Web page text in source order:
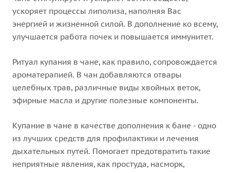
ускоряет процессы липолиза, наполняя Вас
энергией и жизненной силой. В дополнение ко всему,
улучшается работа почек и повышается иммунитет.
Ритуал купания в чане, как правило, сопровождается
ароматерапией. В чан добавляются отвары
целебных трав, различные виды хвойных веток,
эфирные масла и другие полезные компоненты.
Купание в чане в качестве дополнения к бане - одно
из лучших средств для профилактики и лечения
дыхательных путей. Помогает предотвратить такие
неприятные явления, как простуда, насморк,